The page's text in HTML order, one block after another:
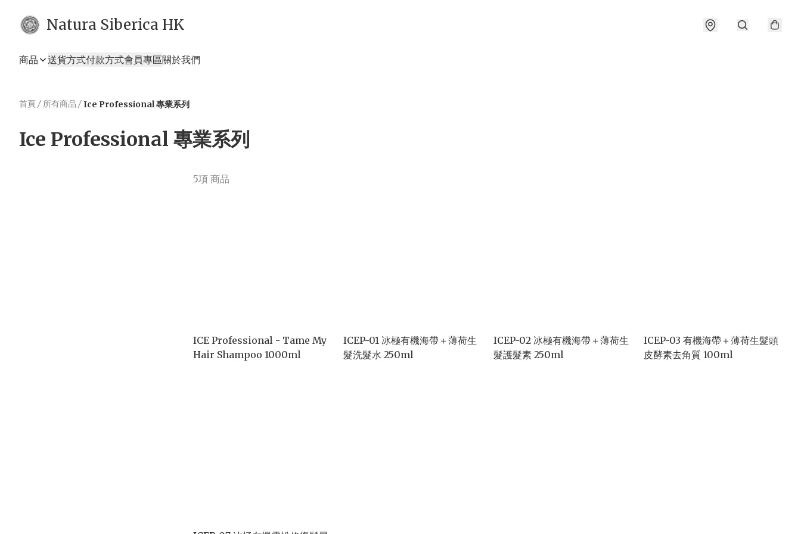
Natura Siberica HK
商品 送貨方式付款方式會員專區關於我們
首頁/ 所有商品 /Ice Professional 專業系列
Ice Professional 專業系列
5項 商品
ICE Professional - Tame My
Hair Shampoo 1000ml
ICEP-01 冰極有機海帶＋薄荷生
髮洗髮水 250ml
ICEP-02 冰極有機海帶＋薄荷生
髮護髮素 250ml
ICEP-03 有機海帶＋薄荷生髮頭
皮酵素去角質 100ml